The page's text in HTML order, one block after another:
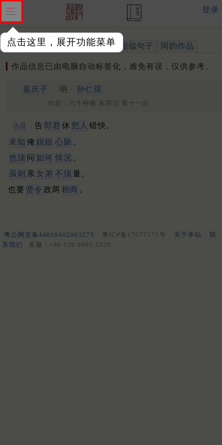
点击这里，展开功能菜单
登录
作品 标注四声 出处、引用 相似句子 同韵作品
作品信息已由电脑自动标签化，难免有误，仅供参考。
嘉庆子 明 · 孙仁孺
出处：六十种曲 东郭记 第十一出
小旦 ： 告 郎君 休 把人 错怏。
未知 俺 姐姐 心肠 。
也须 问 如何 情况 。
虽则 亲 女弟 不须 量。
也要 贤令 政两 相商 。
粤公网安备44010402003275 粤ICP备17077571号 关于本站
联
系我们
客服：+86 136 0901 3320